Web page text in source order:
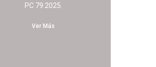
PC 79:2025.
Ver Más